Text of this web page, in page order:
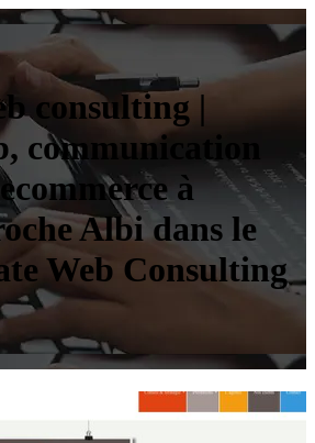
consulting |
com­munica­tion
à
Albi dans le
Web Consulting